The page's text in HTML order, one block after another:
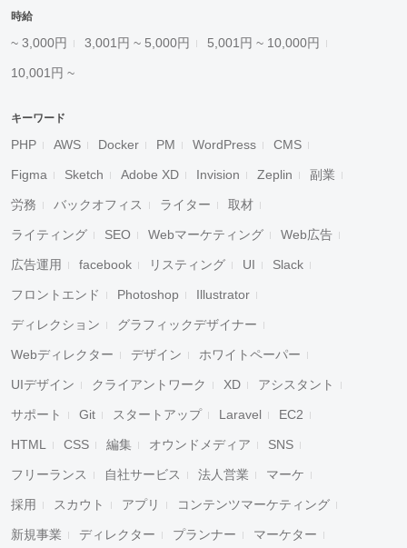
時給
~ 3,000円 3,001円 ~ 5,000円 5,001円 ~ 10,000円
10,001円 ~
キーワード
PHP AWS Docker PM WordPress CMS
Figma Sketch Adobe XD Invision Zeplin 副業
労務 バックオフィス ライター 取材
ライティング SEO Webマーケティング Web広告
広告運用 facebook リスティング UI Slack
フロントエンド Photoshop Illustrator
ディレクション グラフィックデザイナー
Webディレクター デザイン ホワイトペーパー
UIデザイン クライアントワーク XD アシスタント
サポート Git スタートアップ Laravel EC2
HTML CSS 編集 オウンドメディア SNS
フリーランス 自社サービス 法人営業 マーケ
採用 スカウト アプリ コンテンツマーケティング
新規事業 ディレクター プランナー マーケター